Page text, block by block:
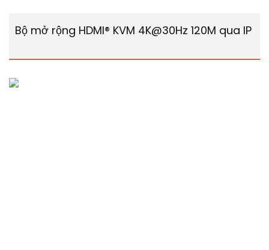
Bộ mở rộng HDMI® KVM 4K@30Hz 120M qua IP với